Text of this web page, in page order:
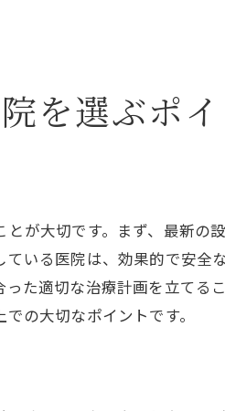
らす健康と美容の両立
の定期ケア
で笑顔を長持ちさせる方法
アのコツ
を選ぶポ
が大切です。まず、最新の
いる医院は、効果的で安全
た適切な治療計画を立てる
の大切なポイントです。